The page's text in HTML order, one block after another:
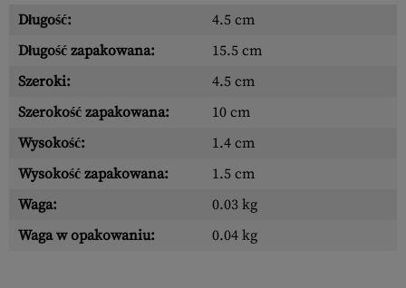
Długość:
4.5 cm
Długość zapakowana:
15.5 cm
Szeroki:
4.5 cm
Szerokość zapakowana:
10 cm
Wysokość:
1.4 cm
Wysokość zapakowana:
1.5 cm
Waga:
0.03 kg
Waga w opakowaniu:
0.04 kg